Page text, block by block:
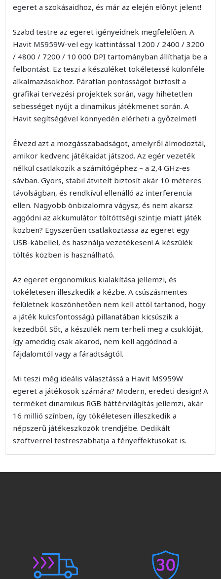
egeret a szokásaidhoz, és már az elején előnyt jelent!
Szabd testre az egeret igényeidnek megfelelően. A
Havit MS959W-vel egy kattintással 1200 / 2400 / 3200
/ 4800 / 7200 / 10 000 DPI tartományban állíthatja be a
felbontást. Ez teszi a készüléket tökéletessé különféle
alkalmazásokhoz. Páratlan pontosságot biztosít a
grafikai tervezési projektek során, vagy hihetetlen
sebességet nyújt a dinamikus játékmenet során. A
Havit segítségével könnyedén elérheti a győzelmet!
Élvezd azt a mozgásszabadságot, amelyről álmodoztál,
amikor kedvenc játékaidat játszod. Az egér vezeték
nélkül csatlakozik a számítógéphez – a 2,4 GHz-es
sávban. Gyors, stabil átvitelt biztosít akár 10 méteres
távolságban, és rendkívül ellenálló az interferencia
ellen. Nagyobb önbizalomra vágysz, és nem akarsz
aggódni az akkumulátor töltöttségi szintje miatt játék
közben? Egyszerűen csatlakoztassa az egeret egy
USB-kábellel, és használja vezetékesen! A készülék
töltés közben is használható.
Az egeret ergonomikus kialakítása jellemzi, és
tökéletesen illeszkedik a kézbe. A csúszásmentes
felületnek köszönhetően nem kell attól tartanod, hogy
a játék kulcsfontosságú pillanatában kicsúszik a
kezedből. Sőt, a készülék nem terheli meg a csuklóját,
így ameddig csak akarod, nem kell aggódnod a
fájdalomtól vagy a fáradtságtól.
Mi teszi még ideális választássá a Havit MS959W
egeret a játékosok számára? Modern, eredeti design! A
terméket dinamikus RGB háttérvilágítás jellemzi, akár
16 millió színben, így tökéletesen illeszkedik a
népszerű játékeszközök trendjébe. Dedikált
szoftverrel testreszabhatja a fényeffektusokat is.